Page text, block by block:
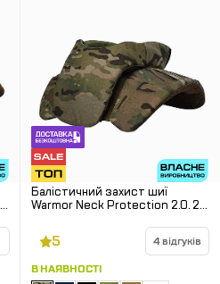
Балістичний захист шиї
Warmor Neck Protection 2.0. 2
5 4 відгуків
В НАЯВНОСТІ